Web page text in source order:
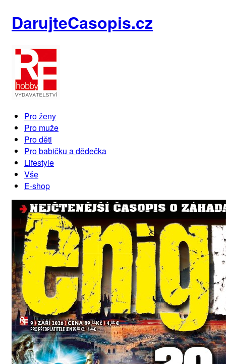
DarujteCasopis.cz
Pro ženy
Pro muže
Pro děti
Pro babičku a dědečka
Lifestyle
Vše
E-shop